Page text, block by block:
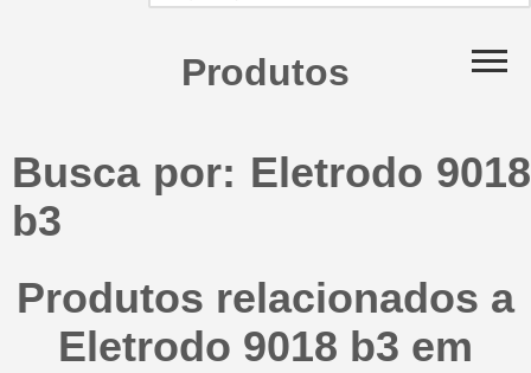
Produtos
Busca por: Eletrodo 9018
b3
Produtos relacionados a
Eletrodo 9018 b3 em